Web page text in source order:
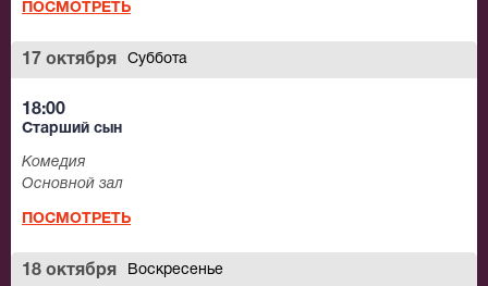
ПОСМОТРЕТЬ
17 октября Суббота
18:00
Старший сын
Комедия
Основной зал
ПОСМОТРЕТЬ
18 октября Воскресенье